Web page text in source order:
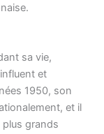
sa vie,
et
1950, son
et il
plus grands